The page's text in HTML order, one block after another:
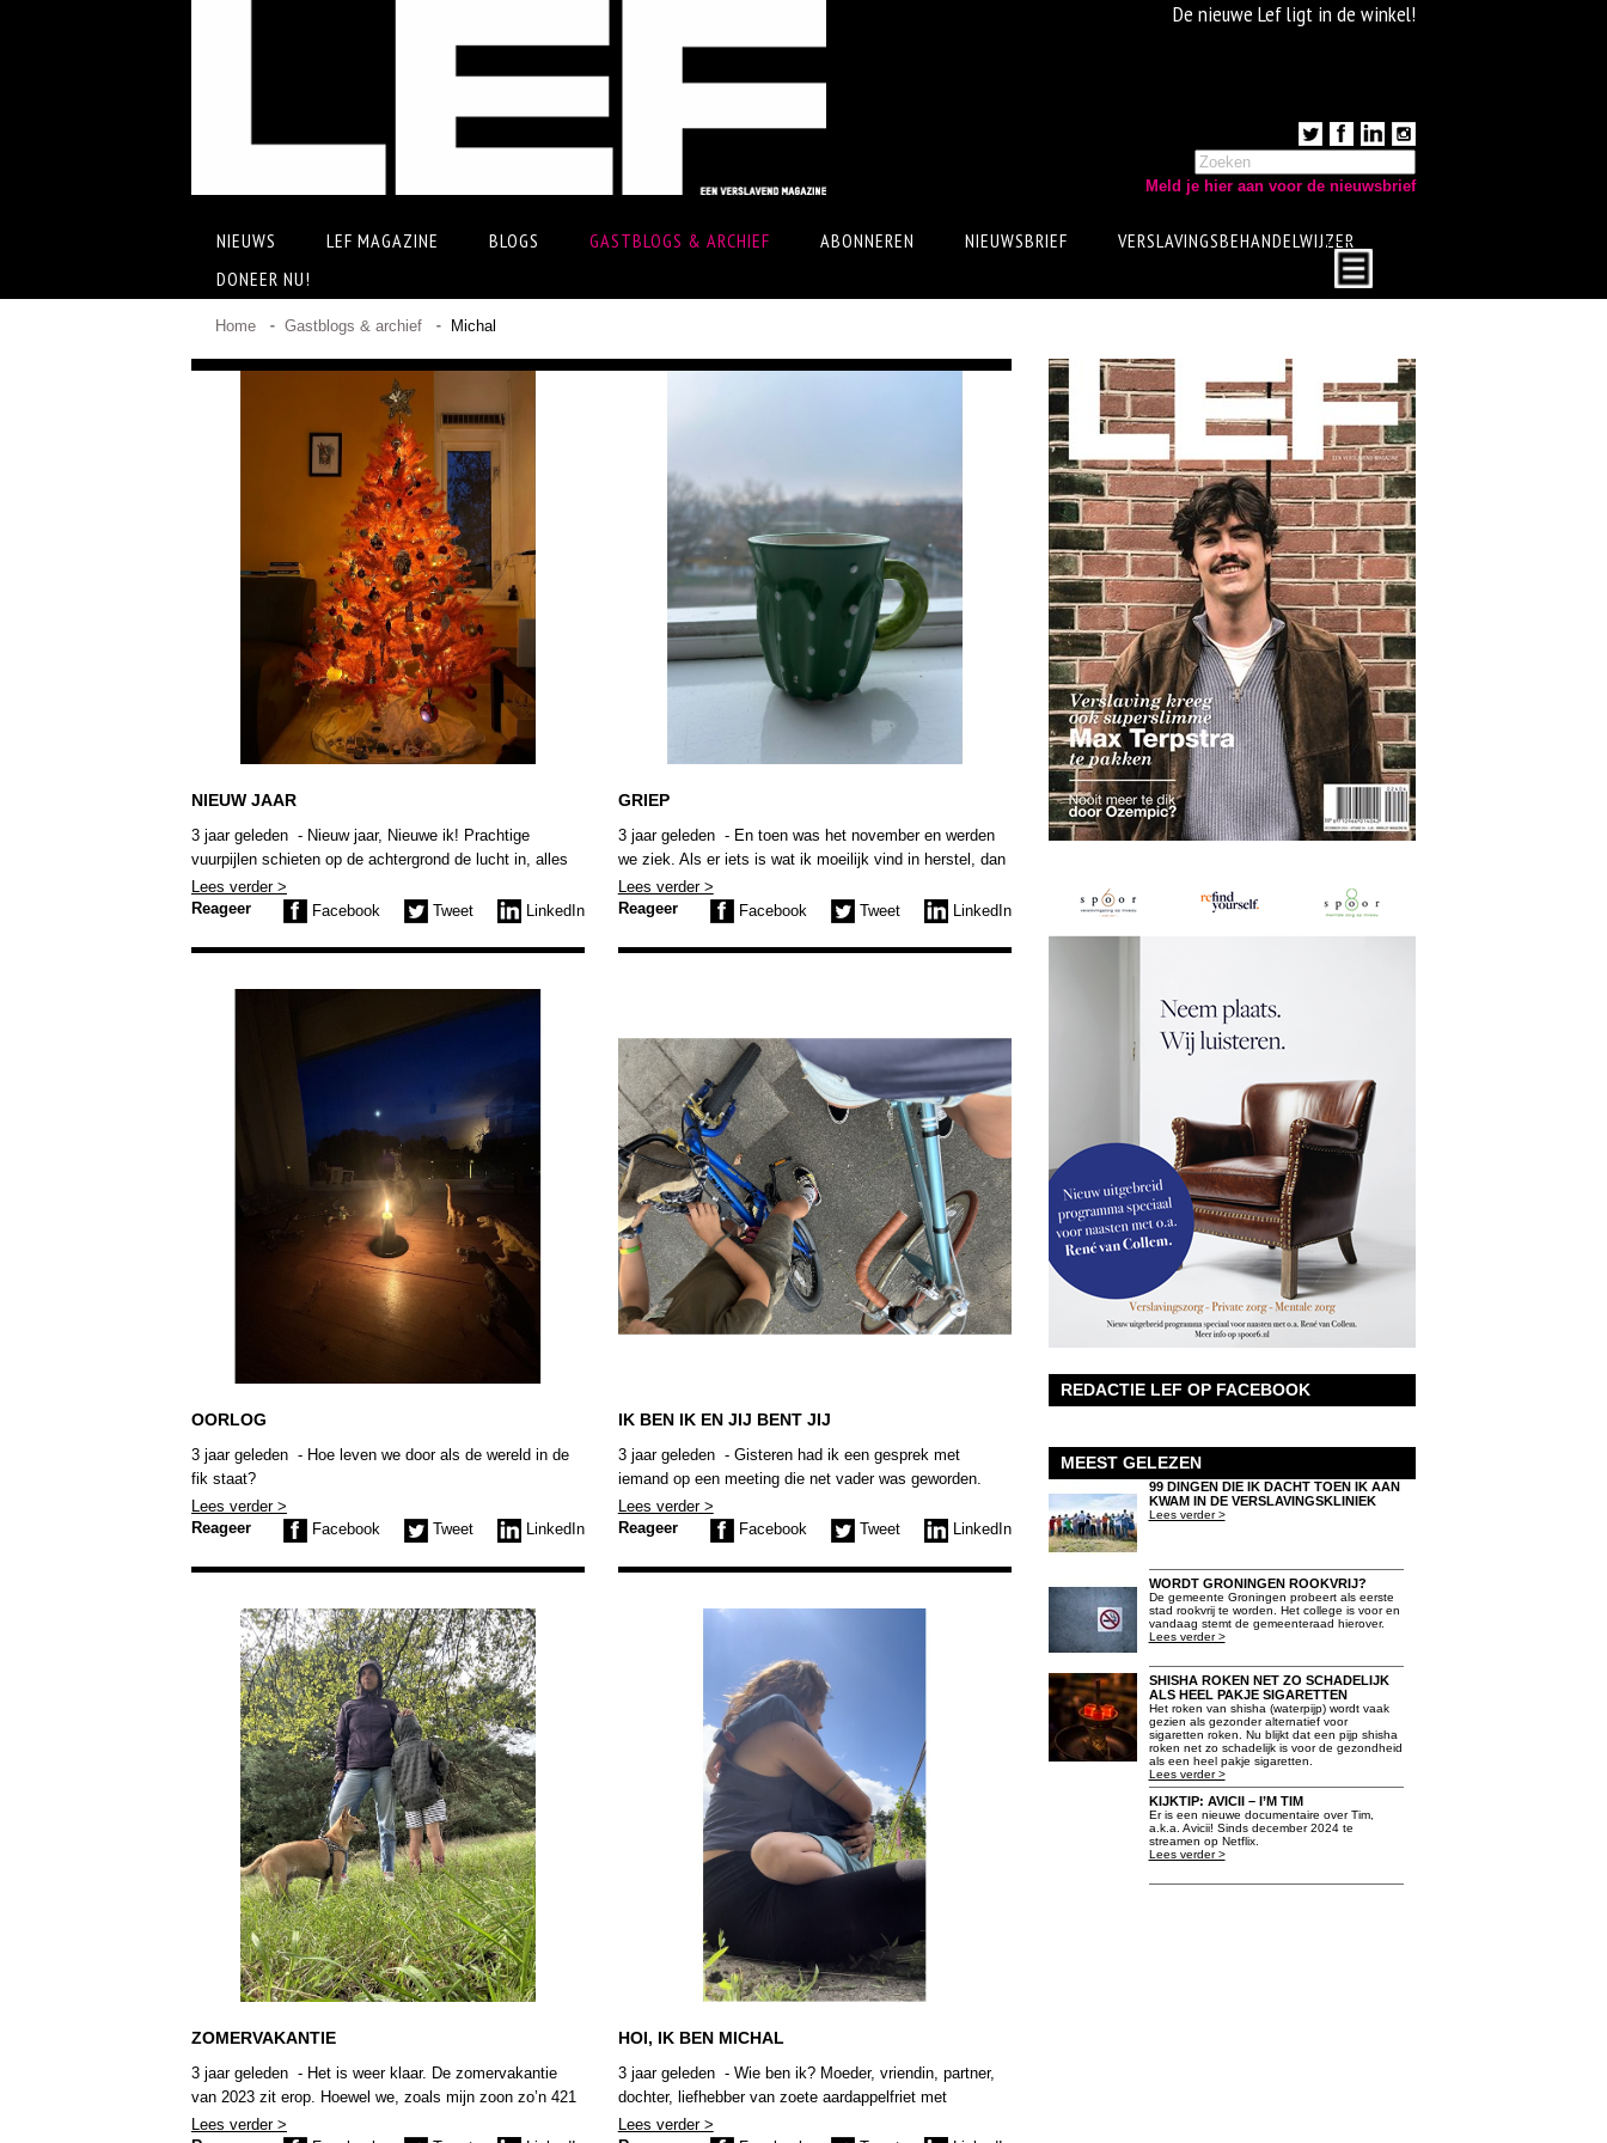
De nieuwe Lef ligt in de winkel!
Meld je hier aan voor de nieuwsbrief
NIEUWS LEF MAGAZINE BLOGS GASTBLOGS & ARCHIEF ABONNEREN NIEUWSBRIEF
VERSLAVINGSBEHANDELWIJZER
DONEER NU!
Home Gastblogs & archief Michal
NIEUW JAAR
3 jaar geleden - Nieuw jaar, Nieuwe ik! Prachtige
vuurpijlen schieten op de achtergrond de lucht in, alles
wordt beter, lachend en zwaaiend gaan we het nieuwe
jaar in en ‘The End’. Dat was het einde van de film.
Lees verder >
Reageer
Facebook Tweet LinkedIn
GRIEP
3 jaar geleden - En toen was het november en werden
we ziek. Als er iets is wat ik moeilijk vind in herstel, dan
is het wel ziek zijn. Ik voel me zó ontzettend uit
controle. Gezondheid is alles. Zonder dat heb je niets.
Lees verder >
Reageer
Facebook Tweet LinkedIn
OORLOG
3 jaar geleden - Hoe leven we door als de wereld in de
fik staat?
Lees verder >
Reageer
Facebook Tweet LinkedIn
IK BEN IK EN JIJ BENT JIJ
3 jaar geleden - Gisteren had ik een gesprek met
iemand op een meeting die net vader was geworden.
Alles ging goed, maar zijn dochter ging twaalf dagen
lang ergens doorheen en huilde heftig en veel. Slapen
ontroostbaar.
Lees verder >
Reageer
Facebook Tweet LinkedIn
ZOMERVAKANTIE
3 jaar geleden - Het is weer klaar. De zomervakantie
van 2023 zit erop. Hoewel we, zoals mijn zoon zo’n 421
keer heeft herhaald deze vakantie, niet van suiker zijn,
Lees verder >
HOI, IK BEN MICHAL
3 jaar geleden - Wie ben ik? Moeder, vriendin, partner,
dochter, liefhebber van zoete aardappelfriet met
chilisaus, werknemer, schrijver, herstellende verslaafde
Lees verder >
REDACTIE LEF OP FACEBOOK
MEEST GELEZEN
99 DINGEN DIE IK DACHT TOEN IK AAN
KWAM IN DE VERSLAVINGSKLINIEK
Lees verder >
WORDT GRONINGEN ROOKVRIJ?
De gemeente Groningen probeert als eerste
stad rookvrij te worden. Het college is voor en
vandaag stemt de gemeenteraad hierover.
Lees verder >
SHISHA ROKEN NET ZO SCHADELIJK
ALS HEEL PAKJE SIGARETTEN
Het roken van shisha (waterpijp) wordt vaak
gezien als gezonder alternatief voor
sigaretten roken. Nu blijkt dat een pijp shisha
roken net zo schadelijk is voor de gezondheid
als een heel pakje sigaretten.
Lees verder >
KIJKTIP: AVICII – I’M TIM
Er is een nieuwe documentaire over Tim,
a.k.a. Avicii! Sinds december 2024 te
streamen op Netflix.
Lees verder >